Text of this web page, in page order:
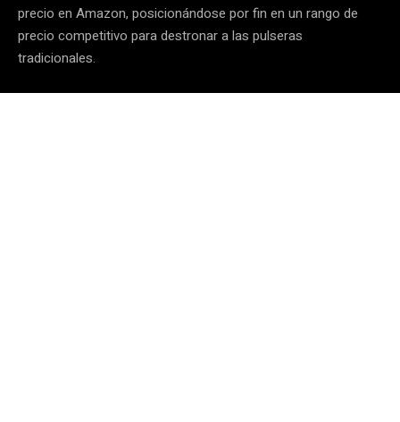
precio en Amazon, posicionándose por fin en un rango de
precio competitivo para destronar a las pulseras
tradicionales.